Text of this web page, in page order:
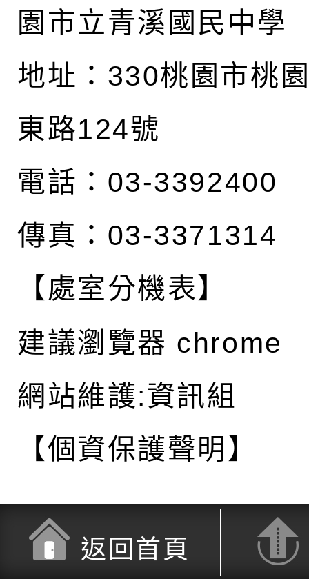
園市立青溪國民中學
地址： 330桃園市桃
東路124號
電話：03-3392400
傳真：03-3371314
【處室分機表】
建議瀏覽器 chrome
網站維護:資訊組
【個資保護聲明】
返回首頁